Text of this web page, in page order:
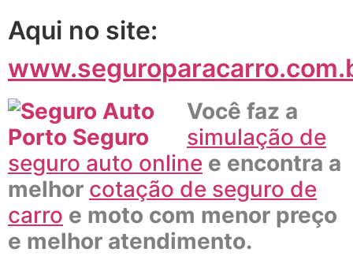
Aqui no site:
Você faz a
simulação de
seguro auto online e encontra a
melhor cotação de seguro de
carro e moto com menor preço
e melhor atendimento.